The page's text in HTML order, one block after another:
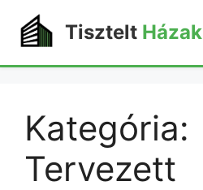
Tisztelt Házak
Kategória:
Tervezett